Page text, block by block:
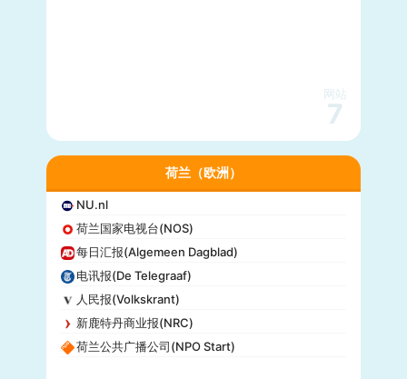
网站
7
荷兰（欧洲）
NU.nl
荷兰国家电视台(NOS)
每日汇报(Algemeen Dagblad)
电讯报(De Telegraaf)
人民报(Volkskrant)
新鹿特丹商业报(NRC)
荷兰公共广播公司(NPO Start)